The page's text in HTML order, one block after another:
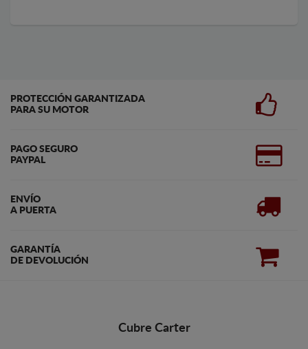
PROTECCIÓN GARANTIZADA
PARA SU MOTOR
PAGO SEGURO
PAYPAL
ENVÍO
A PUERTA
GARANTÍA
DE DEVOLUCIÓN
Cubre Carter